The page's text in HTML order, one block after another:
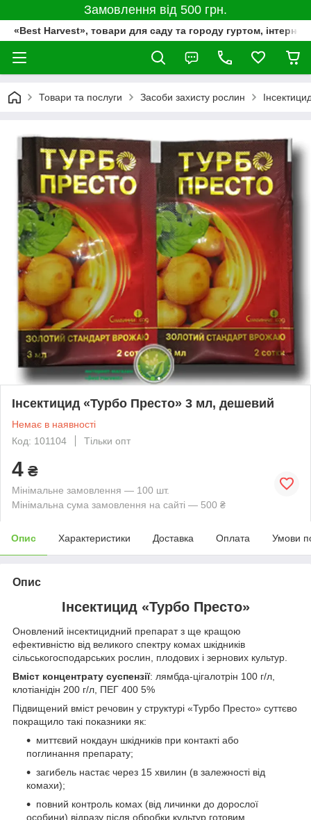
Замовлення від 500 грн.
«Best Harvest», товари для саду та городу гуртом,
Товари та послуги Засоби захисту рослин
Інсектицид «Турбо Престо» 3 мл, дешевий
Немає в наявності
Код: 101104
Тільки опт
4 ₴
Мінімальне замовлення — 100 шт.
Мінімальна сума замовлення на сайті — 500 ₴
Опис Характеристики Доставка Оплата Умови
Опис
Інсектицид «Турбо Престо»
Оновлений інсектицидний препарат з ще кращою
ефективністю від великого спектру комах шкідників
сільськогосподарських рослин, плодових і зернових культур.
Вміст концентрату суспензії: лямбда-цігалотрін 100 г/л,
клотіанідін 200 г/л, ПЕГ 400 5%
Підвищений вміст речовин у структурі «Турбо Престо» суттєво
покращило такі показники як:
миттєвий нокдаун шкідників при контакті або
поглинання препарату;
загибель настає через 15 хвилин (в залежності від
комахи);
повний контроль комах (від личинки до дорослої
особини) відразу після обробки культур готовим